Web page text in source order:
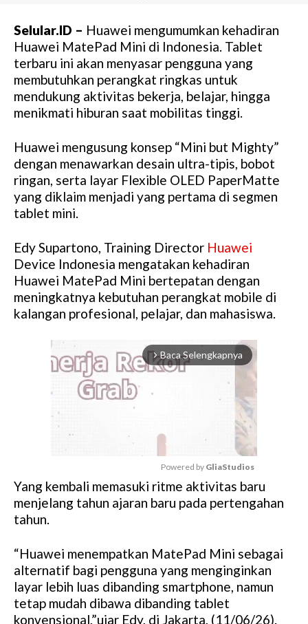
Selular.ID – Huawei mengumumkan kehadiran
Huawei MatePad Mini di Indonesia. Tablet
terbaru ini akan menyasar pengguna yang
membutuhkan perangkat ringkas untuk
mendukung aktivitas bekerja, belajar, hingga
menikmati hiburan saat mobilitas tinggi.
Huawei mengusung konsep “Mini but Mighty”
dengan menawarkan desain ultra-tipis, bobot
ringan, serta layar Flexible OLED PaperMatte
yang diklaim menjadi yang pertama di segmen
tablet mini.
Edy Supartono, Training Director Huawei
Device Indonesia mengatakan kehadiran
Huawei MatePad Mini bertepatan dengan
meningkatnya kebutuhan perangkat mobile di
kalangan profesional, pelajar, dan mahasiswa.
arrow_forward_ios Baca Selengkapnya
M
u
Powered by GliaStudios
Yang kembali memasuki ritme aktivitas baru
menjelang tahun ajaran baru pada pertengahan
tahun.
“Huawei menempatkan MatePad Mini sebagai
alternatif bagi pengguna yang menginginkan
layar lebih luas dibanding smartphone, namun
tetap mudah dibawa dibanding tablet
konvensional,”ujar Edy, di Jakarta, (11/06/26).